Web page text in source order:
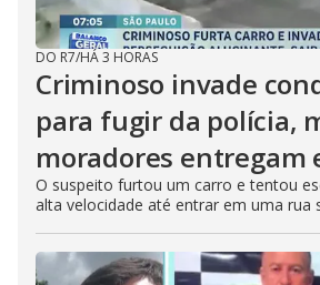
DO R7/HÁ 3 HORAS
Criminoso invade
para fugir da polícia,
moradores entregam
O suspeito furtou um carro e tentou
alta velocidade até entrar em uma rua